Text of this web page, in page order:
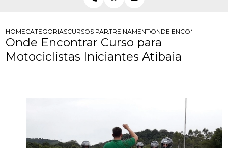
HOMECATEGORIASCURSOS PARA MOTOCICLISTAS
TREINAMENTO DE PILOTAGEM PARA
ONDE ENCONTRAR
Onde Encontrar Curso para
Motociclistas Iniciantes Atibaia